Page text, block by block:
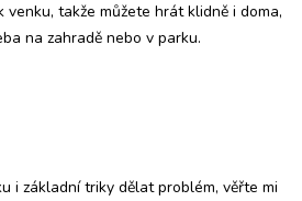
takže můžete hrát klidně i doma,
na zahradě nebo v parku.
i základní triky dělat problém, věřte mi